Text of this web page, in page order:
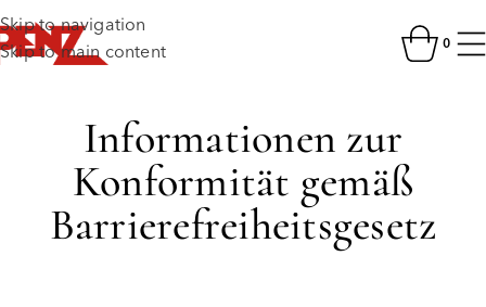
Skip to navigation
Skip to main content
0
Informationen zur
Konformität gemäß
Barrierefreiheitsgesetz